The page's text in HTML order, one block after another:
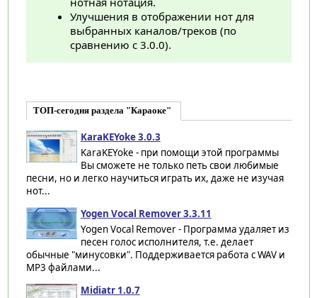
Улучшения в отображении нот для
выбранных каналов/треков (по
сравнению с 3.0.0).
ТОП-сегодня раздела "Караоке"
KaraKEYoke 3.0.3
KaraKEYoke - при помощи этой программы
Вы сможете не только петь свои любимые
песни, но и легко научиться играть их, даже не изучая
нот...
Yogen Vocal Remover 3.3.11
Yogen Vocal Remover - Программа удаляет из
песен голос исполнителя, т.е. делает
обычные "минусовки". Поддерживается работа с WAV и
MP3 файлами...
Midiatr 1.0.7